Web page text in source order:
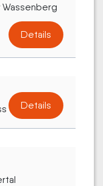
Wassenberg
Details
Details